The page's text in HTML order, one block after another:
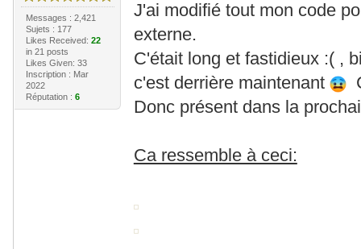
Messages : 2,421
Sujets : 177
Likes Received: 22
in 21 posts
Likes Given: 33
Inscription : Mar
2022
Réputation : 6
J'ai modifié tout mon code
externe.
C'était long et fastidieux :( ,
c'est derrière maintenant
Donc présent dans la
Ca ressemble à ceci: